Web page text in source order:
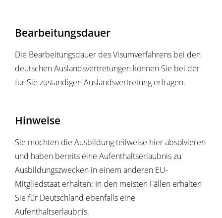
Bearbeitungsdauer
Die Bearbeitungsdauer des Visumverfahrens bei den
deutschen Auslandsvertretungen können Sie bei der
für Sie zuständigen Auslandsvertretung erfragen.
Hinweise
Sie möchten die Ausbildung teilweise hier absolvieren
und haben bereits eine Aufenthaltserlaubnis zu
Ausbildungszwecken in einem anderen EU-
Mitgliedstaat erhalten: In den meisten Fällen erhalten
Sie für Deutschland ebenfalls eine
Aufenthaltserlaubnis.